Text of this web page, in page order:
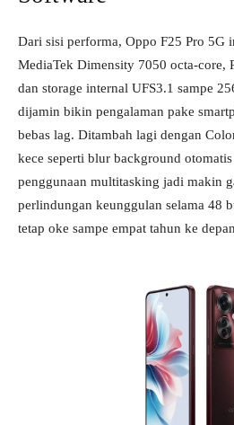
Dari sisi performa, Oppo F25 Pro 5G
MediaTek Dimensity 7050 octa-core,
dan storage internal UFS3.1 sampe
dijamin bikin pengalaman pake
bebas lag. Ditambah lagi dengan
kece seperti blur background
penggunaan multitasking jadi makin
perlindungan keunggulan selama 48
tetap oke sampe empat tahun ke